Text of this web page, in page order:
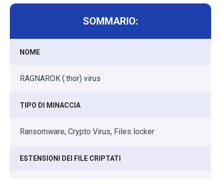
SOMMARIO:
NOME
RAGNAROK (.thor) virus
TIPO DI MINACCIA
Ransomware, Crypto Virus, Files locker
ESTENSIONI DEI FILE CRIPTATI